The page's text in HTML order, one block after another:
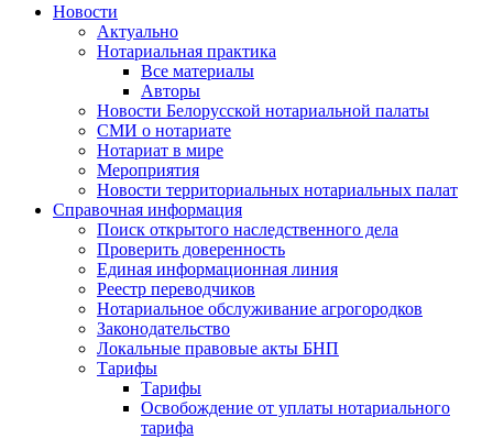
Новости
Актуально
Нотариальная практика
Все материалы
Авторы
Новости Белорусской нотариальной палаты
СМИ о нотариате
Нотариат в мире
Мероприятия
Новости территориальных нотариальных палат
Справочная информация
Поиск открытого наследственного дела
Проверить доверенность
Единая информационная линия
Реестр переводчиков
Нотариальное обслуживание агрогородков
Законодательство
Локальные правовые акты БНП
Тарифы
Тарифы
Освобождение от уплаты нотариального
тарифа